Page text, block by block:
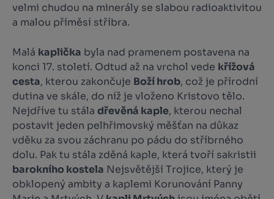
velmi chudou na minerály se slabou radioaktivitou
a malou příměsí stříbra.
Malá kaplička byla nad pramenem postavena na
konci 17. století. Odtud až na vrchol vede křížová
cesta, kterou zakončuje Boží hrob, což je přírodní
dutina ve skále, do níž je vloženo Kristovo tělo.
Nejdříve tu stála dřevěná kaple, kterou nechal
postavit jeden pelhřimovský měšťan na důkaz
vděku za svou záchranu po pádu do stříbrného
dolu. Pak tu stála zděná kaple, která tvoří sakristii
barokního kostela Nejsvětější Trojice, který je
obklopený ambity a kaplemi Korunování Panny